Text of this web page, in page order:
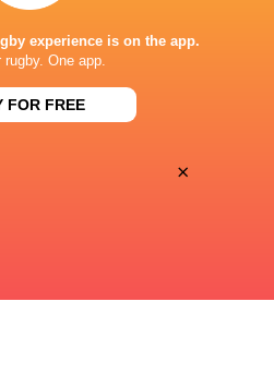
31 20
Sat, Jun 6
TOULOUSE
Defense Arena
experience is on the app.
One app.
FOR FREE
×